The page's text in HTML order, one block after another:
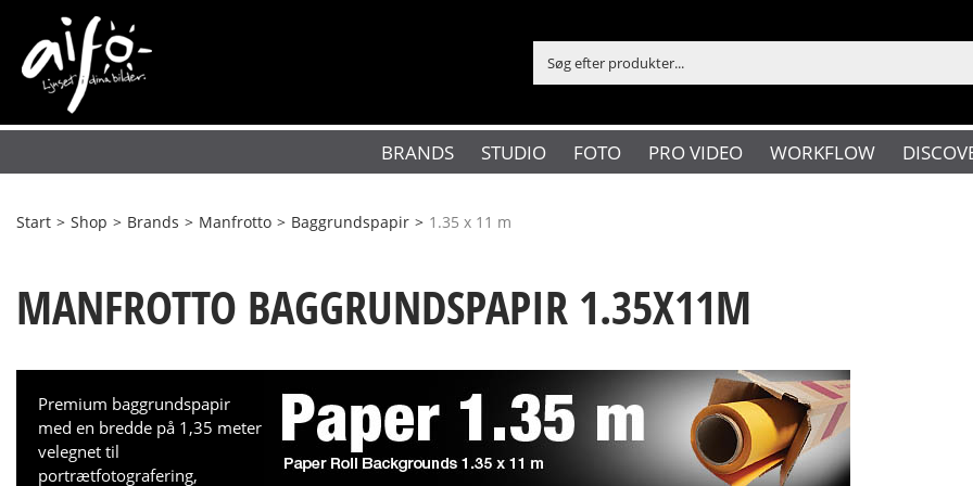
BRANDS STUDIO FOTO PRO VIDEO WORKFLOW
Start > Shop > Brands > Manfrotto > Baggrundspapir > 1.35 x 11 m
MANFROTTO BAGGRUNDSPAPIR 1.35X11M
Premium baggrundspapir
med en bredde på 1,35 meter
velegnet til
portrætfotografering,